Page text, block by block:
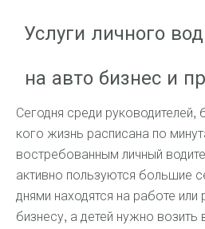
Услуги личного
на авто бизнес и
Сегодня среди руководителей,
кого жизнь расписана по
востребованным личный
активно пользуются большие
днями находятся на работе
бизнесу, а детей нужно возить